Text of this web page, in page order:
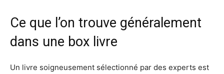
Ce que l’on trouve généralement
dans une box livre
Un livre soigneusement sélectionné par des experts est